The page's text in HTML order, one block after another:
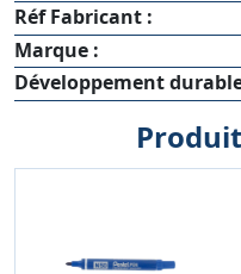
Réf Fabricant :
Marque :
Développement